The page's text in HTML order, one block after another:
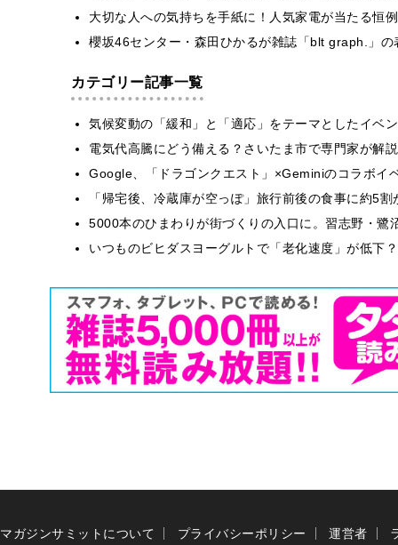
大切な人への気持ちを手紙に！人気家電が当たる恒
櫻坂46センター・森田ひかるが雑誌「blt graph.」
カテゴリー記事一覧
気候変動の「緩和」と「適応」をテーマとしたイベ
電気代高騰にどう備える？さいたま市で専門家が解
Google、「ドラゴンクエスト」×Geminiのコラボイ
「帰宅後、冷蔵庫が空っぽ」旅行前後の食事に約5
5000本のひまわりが街づくりの入口に。習志野・
いつものビヒダスヨーグルトで「老化速度」が低
マガジンサミットについて プライバシーポリシー 運営者